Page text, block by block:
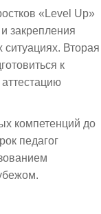
«Level Up»
закрепления
Вторая
к
компетенций до
педагог